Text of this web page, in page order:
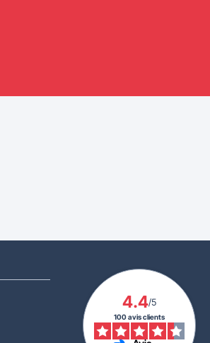
4.4/5
100 avis clients